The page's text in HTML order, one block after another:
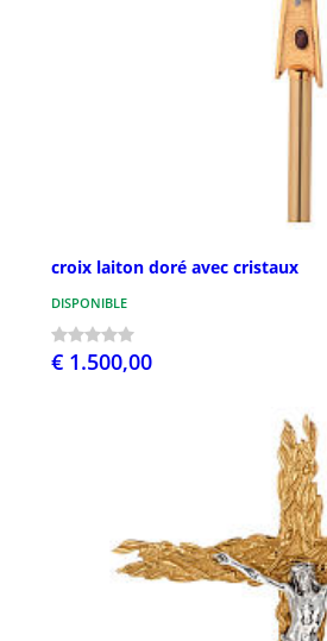
croix laiton doré avec cristaux
DISPONIBLE
€ 1.500,00